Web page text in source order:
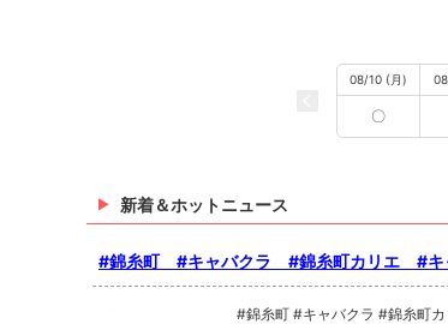
08/10 (月)
〇
新着＆ホットニュース
#錦糸町 #キャバクラ #錦糸町カリエ #キ
#錦糸町 #キャバクラ #錦糸町カリエ #キャバ嬢 TikTok